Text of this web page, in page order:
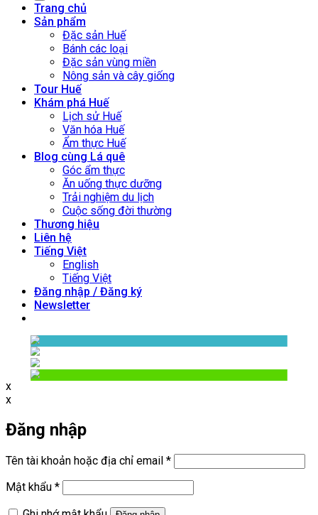
Trang chủ
Sản phẩm
Đặc sản Huế
Bánh các loại
Đặc sản vùng miền
Nông sản và cây giống
Tour Huế
Khám phá Huế
Lịch sử Huế
Văn hóa Huế
Ẩm thực Huế
Blog cùng Lá quê
Góc ẩm thực
Ăn uống thực dưỡng
Trải nghiệm du lịch
Cuộc sống đời thường
Thương hiệu
Liên hệ
Tiếng Việt
English
Tiếng Việt
Đăng nhập / Đăng ký
Newsletter
x
x
Đăng nhập
Tên tài khoản hoặc địa chỉ email *Bắt
Mật khẩu *Bắt